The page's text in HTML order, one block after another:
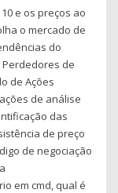
e os preços ao
o mercado de
do
de
de Ações
de análise
das
de preço
de negociação
em cmd, qual é